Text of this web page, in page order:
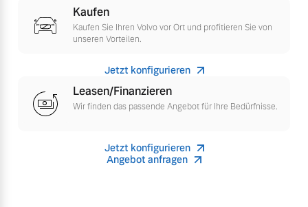
Jetzt kennenlernen
Finanzierung & Leasing
Versicherung
Kaufen
Kaufen Sie Ihren Volvo vor Ort und profitieren Sie von
unseren Vorteilen.
Jetzt konfigurieren
Leasen/Finanzieren
Wir finden das passende Angebot für Ihre Bedürfnisse.
Jetzt konfigurieren
Angebot anfragen